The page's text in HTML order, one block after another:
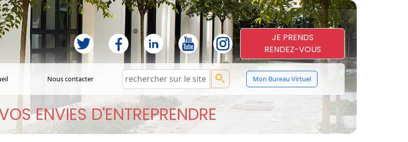
JE PRENDS
RENDEZ-VOUS
Nous contacter search Mon Bureau Virtuel
ENVIES D'ENTREPRENDRE